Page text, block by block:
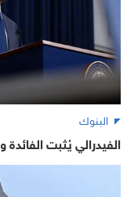
البنوك
الفيدرالي يُثبت